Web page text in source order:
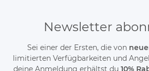
Newsletter
Sei einer der Ersten, die von
limitierten Verfügbarkeiten und
deine Anmeldung erhältst du 10%